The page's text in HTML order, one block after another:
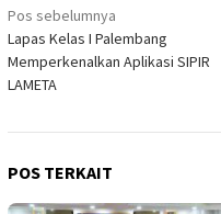
Navigasi
pos
Pos sebelumnya
Lapas Kelas I Palembang
Memperkenalkan Aplikasi SIPIR
LAMETA
POS TERKAIT